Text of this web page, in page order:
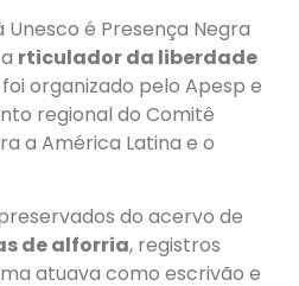
é Presença Negra
rticulador da liberdade
foi organizado pelo Apesp e
regional do Comitê
a América Latina e o
do acervo de
de alforria, registros
atuava como escrivão e